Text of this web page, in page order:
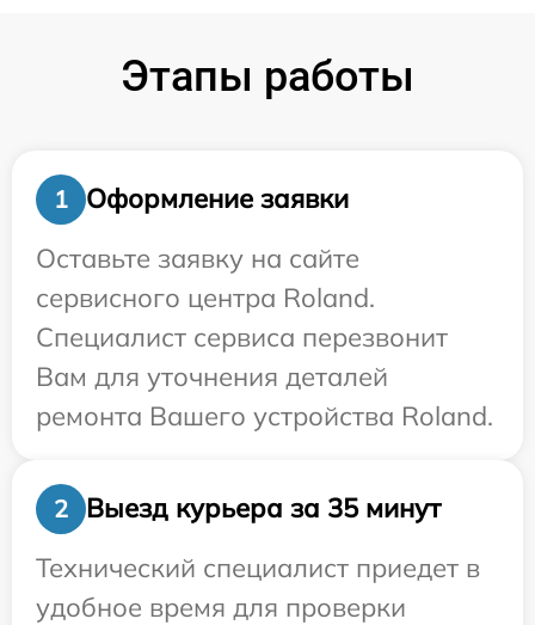
Этапы работы
1
Оформление заявки
Оставьте заявку на сайте
сервисного центра Roland.
Специалист сервиса перезвонит
Вам для уточнения деталей
ремонта Вашего устройства Roland.
2
Выезд курьера за 35 минут
Технический специалист приедет в
удобное время для проверки